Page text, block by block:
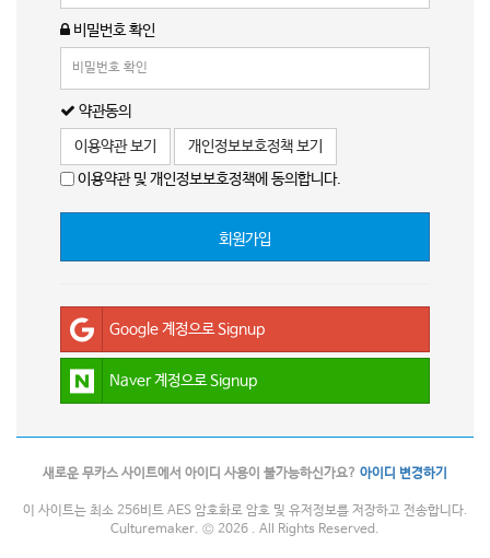
비밀번호 확인
약관동의
이용약관 보기
개인정보보호정책 보기
이용약관 및 개인정보보호정책에 동의합니다.
회원가입
Google 계정으로 Signup
Naver 계정으로 Signup
새로운 무카스 사이트에서 아이디 사용이 불가능하신가요? 아이디 변경하기
이 사이트는 최소 256비트 AES 암호화로 암호 및 유저정보를 저장하고 전송합니다.
Culturemaker. © 2026 . All Rights Reserved.